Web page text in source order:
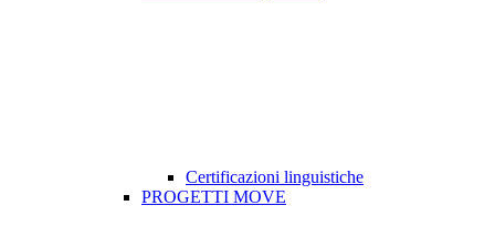
Certificazioni linguistiche
PROGETTI MOVE